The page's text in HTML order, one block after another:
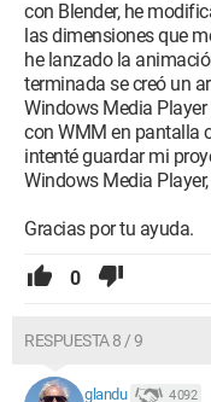
con Blender, he
las dimensiones que
he lanzado la
terminada se creó un
Windows Media
con WMM en pantalla
intenté guardar mi
Windows Media
Gracias por tu ayuda.
0
RESPUESTA 8 / 9
glandu 4 092